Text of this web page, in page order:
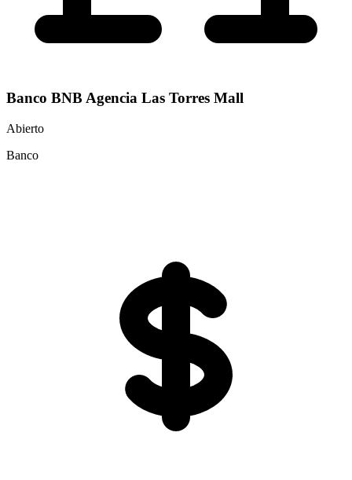
Banco BNB Agencia Las Torres Mall
Abierto
Banco